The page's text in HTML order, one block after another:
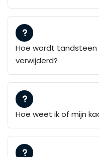
Hoe wordt
verwijderd?
Hoe weet ik of mijn